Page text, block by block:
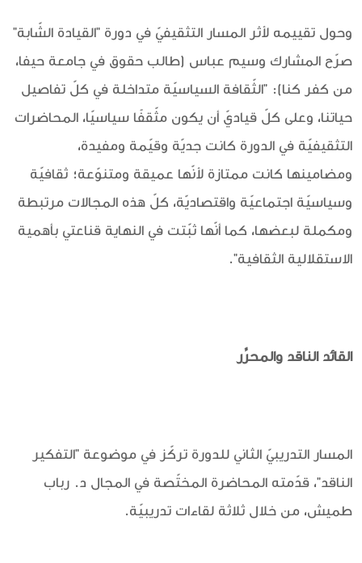
وحول تقييمه لأثر المسار التثقيفيّ في دورة "القيادة الشّابة"
صرّح المشارك وسيم عباس (طالب حقوق في جامعة حيفا،
من كفر كنا): "الثّقافة السياسيّة متداخلة في كلّ تفاصيل
حياتنا، وعلى كلّ قياديّ أن يكون مثّقفًا سياسيّا، المحاضرات
التثقيفيّة في الدورة كانت جديّة وقيّمة ومفيدة،
ومضامينها كانت ممتازة لأنّها عميقة ومتنوّعة؛ ثقافيّة
وسياسيّة اجتماعيّة واقتصاديّة، كلّ هذه المجالات مرتبطة
ومكملة لبعضها، كما أنّها ثبّتت في النهاية قناعتي بأهمية
الاستقلالية الثقافية".
القائد الناقد والمحرِّر
المسار التدريبيّ الثاني للدورة تركّز في موضوعة "التفكير
الناقد"، قدّمته المحاضرة المختّصة في المجال د. رباب
طميش، من خلال ثلاثة لقاءات تدريبيّة.